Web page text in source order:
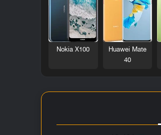
Huawei Mate
40
Nokia X100